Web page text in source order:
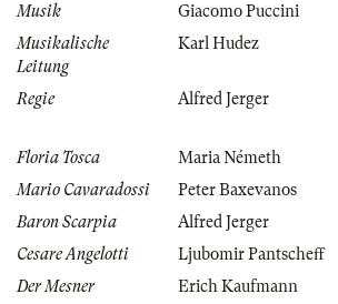
Musik
Giacomo Puccini
Musikalische
Leitung
Karl Hudez
Regie Alfred Jerger
Floria Tosca
Maria Németh
Mario Cavaradossi
Peter Baxevanos
Baron Scarpia
Alfred Jerger
Cesare Angelotti
Ljubomir Pantscheff
Der Mesner
Erich Kaufmann